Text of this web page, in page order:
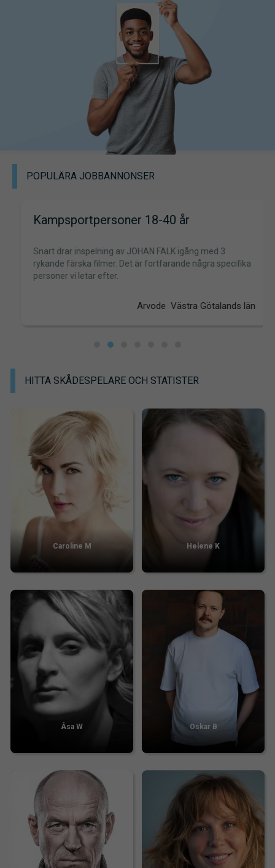
POPULÄRA JOBBANNONSER
Kampsportpersoner 18-40 år
Snart drar inspelning av JOHAN FALK igång med 3
rykande färska filmer. Det är fortfarande några specifika
personer vi letar efter.
Arvode Västra Götalands län
HITTA SKÅDESPELARE OCH STATISTER
Caroline M Helene K
Åsa W Oskar B